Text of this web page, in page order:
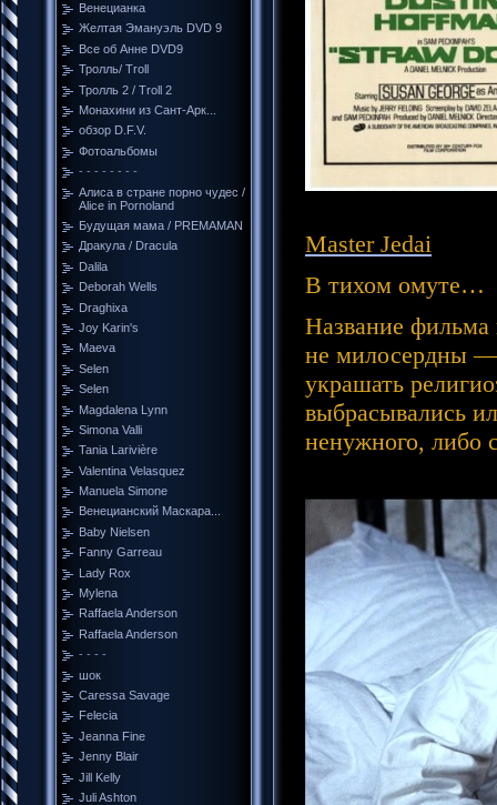
Венецианка
Желтая Эмануэль DVD 9
Все об Анне DVD9
Тролль/ Troll
Тролль 2 / Troll 2
Монахини из Сант-Арк...
обзор D.F.V.
Фотоальбомы
- - - - - - - -
Алиса в стране порно чудес /
Alice in Pornoland
Будущая мама / PREMAMAN
Дракула / Dracula
Dalila
Deborah Wells
Draghixa
Joy Karin's
Maeva
Selen
Selen
Magdalena Lynn
Simona Valli
Tania Larivière
Valentina Velasquez
Manuela Simone
Венецианский Маскара...
Baby Nielsen
Fanny Garreau
Lady Rox
Mylena
Raffaela Anderson
Raffaela Anderson
- - - -
шок
Caressa Savage
Felecia
Jeanna Fine
Jenny Blair
Jill Kelly
Juli Ashton
Master Jedai
В тихом омуте…
Название фильма
не милосердны —
украшать
выбрасывались
ненужного, либо